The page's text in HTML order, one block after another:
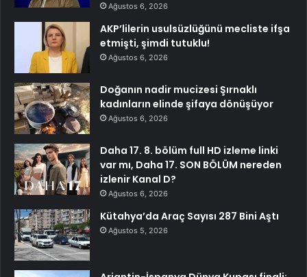
Ağustos 6, 2026
AKP’lilerin usulsüzlüğünü mecliste ifşa
etmişti, şimdi tutuklu!
Ağustos 6, 2026
Doğanın nadir mucizesi Şırnaklı
kadınların elinde şifaya dönüşüyor
Ağustos 6, 2026
Daha 17. 8. bölüm full HD izleme linki
var mı, Daha 17. SON BÖLÜM nereden
izlenir Kanal D?
Ağustos 6, 2026
Kütahya’da Araç Sayısı 287 Bini Aştı
Ağustos 5, 2026